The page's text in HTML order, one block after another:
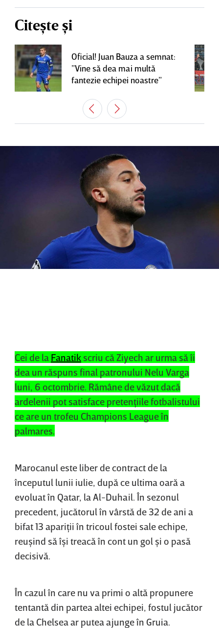
Citește și
Oficial! Juan Bauza a semnat:
”Vine să dea mai multă
fantezie echipei noastre”
Cei de la Fanatik scriu că Ziyech ar urma să îi
dea un răspuns final patronului Nelu Varga
luni, 6 octombrie. Rămâne de văzut dacă
ardelenii pot satisface pretenţiile fotbalistului
ce are un trofeu Champions League în
palmares.
Marocanul este liber de contract de la
începutul lunii iulie, după ce ultima oară a
evoluat în Qatar, la Al-Duhail. În sezonul
precedent, jucătorul în vârstă de 32 de ani a
bifat 13 apariţii în tricoul fostei sale echipe,
reuşind să îşi treacă în cont un gol şi o pasă
decisivă.
În cazul în care nu va primi o altă propunere
tentantă din partea altei echipei, fostul jucător
de la Chelsea ar putea ajunge în Gruia.